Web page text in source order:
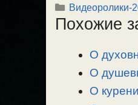
p
y
l
e
r
a
m
c
e
o
o
k
т
Рубрики
Видеоролики-
Похожие
О
О
О